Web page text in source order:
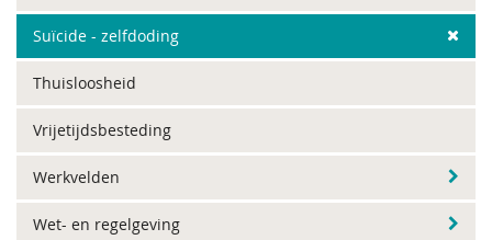
Suïcide - zelfdoding
Thuisloosheid
Vrijetijdsbesteding
Werkvelden
Wet- en regelgeving